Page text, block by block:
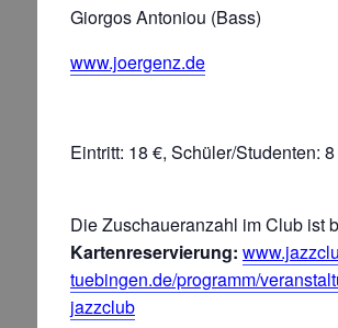
Giorgos Antoniou (Bass)
www.joergenz.de
Eintritt: 18 €, Schüler/Studenten:
Die Zuschaueranzahl im Club ist
Kartenreservierung:
tuebingen.de/programm/
jazzclub